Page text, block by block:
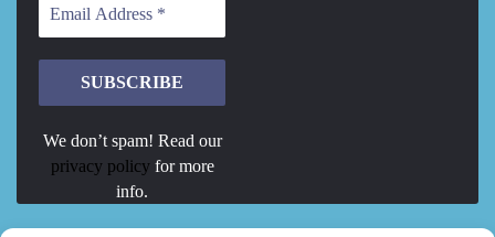
We don’t spam! Read our
privacy policy for more
info.